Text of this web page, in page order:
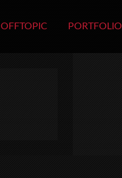
OFFTOPIC PORTFOLIO